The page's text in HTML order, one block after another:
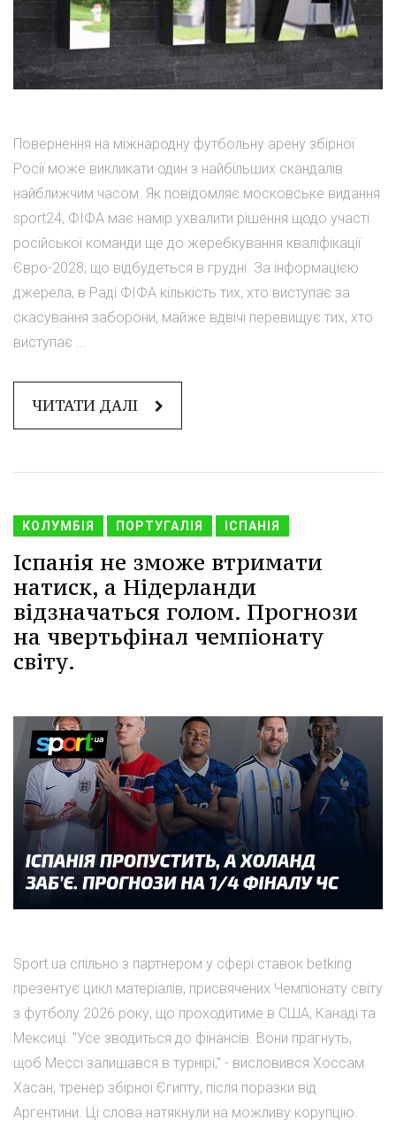
Повернення на міжнародну футбольну арену збірної
Росії може викликати один з найбільших скандалів
найближчим часом. Як повідомляє московське видання
sport24, ФІФА має намір ухвалити рішення щодо участі
російської команди ще до жеребкування кваліфікації
Євро-2028, що відбудеться в грудні. За інформацією
джерела, в Раді ФІФА кількість тих, хто виступає за
скасування заборони, майже вдвічі перевищує тих, хто
виступає ...
ЧИТАТИ ДАЛІ
КОЛУМБІЯ ПОРТУГАЛІЯ ІСПАНІЯ
Іспанія не зможе втримати
натиск, а Нідерланди
відзначаться голом. Прогнози
на чвертьфінал чемпіонату
світу.
Sport.ua спільно з партнером у сфері ставок betking
презентує цикл матеріалів, присвячених Чемпіонату світу
з футболу 2026 року, що проходитиме в США, Канаді та
Мексиці. "Усе зводиться до фінансів. Вони прагнуть,
щоб Мессі залишався в турнірі," - висловився Хоссам
Хасан, тренер збірної Єгипту, після поразки від
Аргентини. Ці слова натякнули на можливу корупцію.